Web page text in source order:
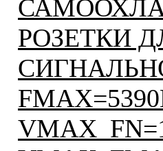
РОЗЕТКИ